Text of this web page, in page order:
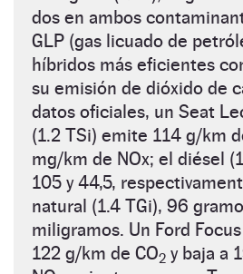
dos en ambos
GLP (gas licuado de
híbridos más eficientes
su emisión de dióxido de
datos oficiales, un Seat
(1.2 TSi) emite 114 ­g/­km
mg/km de NOx; el diésel
105 y 44,5,
natural (1.4 TGi), 96
miligramos. Un Ford
122 g/km de CO2 y baja a